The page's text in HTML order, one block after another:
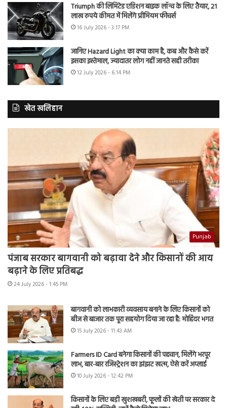
Triumph की लिमिटेड एडिशन बाइक लॉन्च के लिए तैयार, 21
लाख रुपये कीमत में मिलेंगे प्रीमियम फीचर्स
16 July 2026 - 3:17 PM
जानिए Hazard Light का क्या काम है, कब और कैसे करें
इसका इस्तेमाल, ज्यादातर लोग नहीं जानते सही तरीका
12 July 2026 - 6:14 PM
खेत खलिहान
Punjab
पंजाब सरकार बागवानी को बढ़ावा देने और किसानों की आय
बढ़ाने के लिए प्रतिबद्ध
24 July 2026 - 1:45 PM
बागवानी को लाभकारी व्यवसाय बनाने के लिए किसानों को
बीज से बाजार तक पूरा सहयोग दिया जा रहा है: मोहिंदर भगत
15 July 2026 - 11:43 AM
Farmers ID Card बनेगा किसानों की पहचान, मिलेंगे भरपूर
लाभ, बार-बार रजिस्ट्रेशन का झंझट खत्म, ऐसे करें अप्लाई
10 July 2026 - 12:42 PM
किसानों के लिए बड़ी खुशखबरी, फूलों की खेती पर सरकार दे